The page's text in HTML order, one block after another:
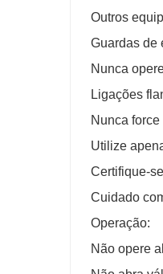
Outros
Guardas de
Nunca
Ligações
Nunca
Utilize
Certifique-
Cuidado
Operação:
Não opere